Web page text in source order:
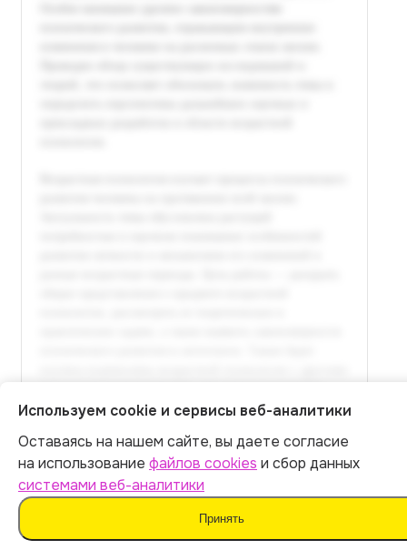
Полный текст доступен
Итог:399р.
Оплатить
Используем cookie и сервисы веб-аналитики
Оставаясь на нашем сайте, вы даете согласие
на использование файлов cookies и сбор данных
системами веб-аналитики
Принять